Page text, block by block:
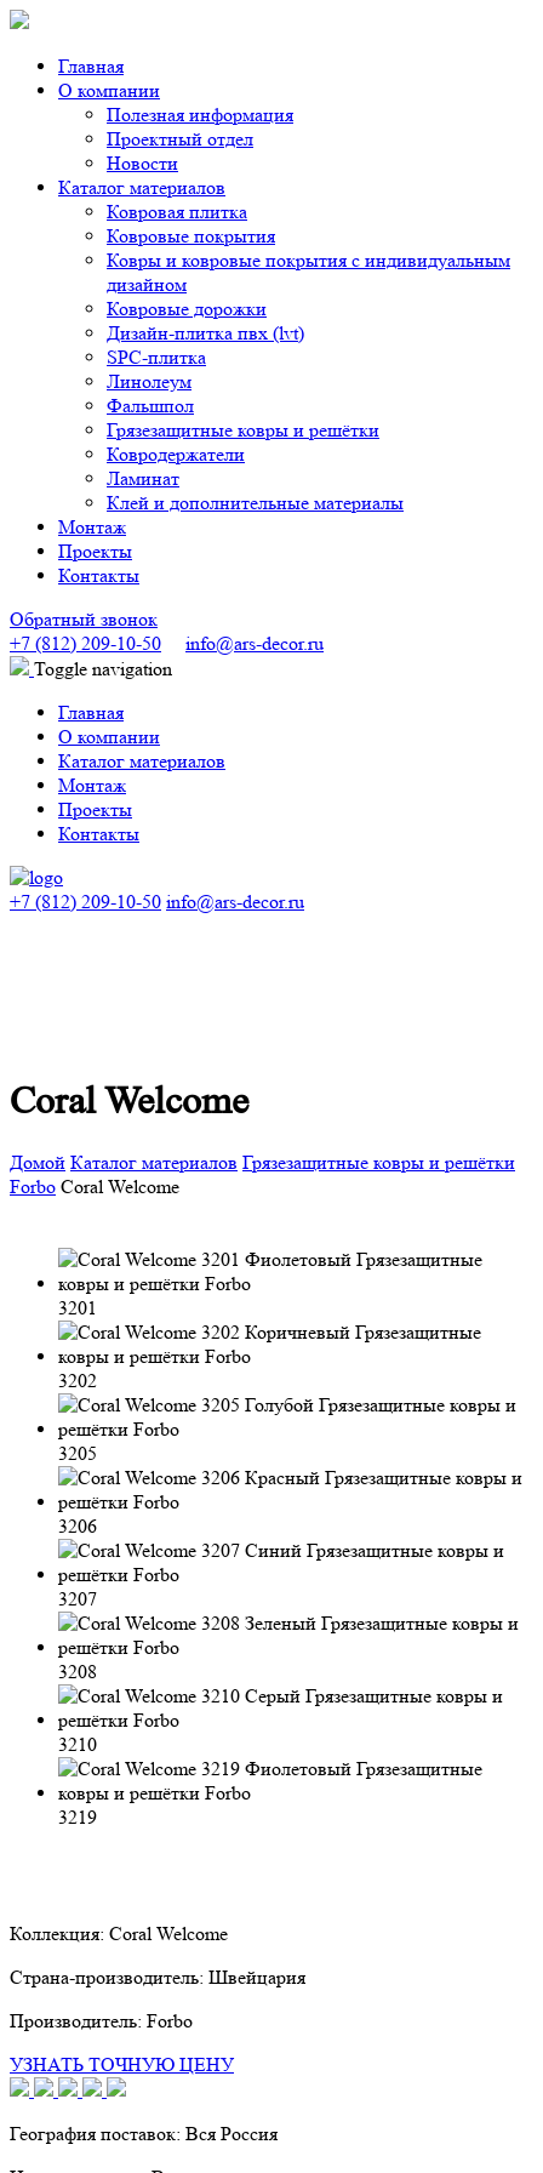
Главная
О компании
Полезная информация
Проектный отдел
Новости
Каталог материалов
Ковровая плитка
Ковровые покрытия
Ковры и ковровые покрытия с индивидуальным
дизайном
Ковровые дорожки
Дизайн-плитка пвх (lvt)
SPC-плитка
Линолеум
Фальшпол
Грязезащитные ковры и решётки
Ковродержатели
Ламинат
Клей и дополнительные материалы
Монтаж
Проекты
Контакты
Обратный звонок
+7 (812) 209-10-50
info@ars-decor.ru
Toggle navigation
Главная
О компании
Каталог материалов
Монтаж
Проекты
Контакты
+7 (812) 209-10-50 info@ars-decor.ru
Coral Welcome
Домой Каталог материалов Грязезащитные ковры и решётки
Forbo Coral Welcome
3201
3202
3205
3206
3207
3208
3210
3219
Коллекция: Coral Welcome
Страна-производитель: Швейцария
Производитель: Forbo
УЗНАТЬ ТОЧНУЮ ЦЕНУ
География поставок: Вся Россия